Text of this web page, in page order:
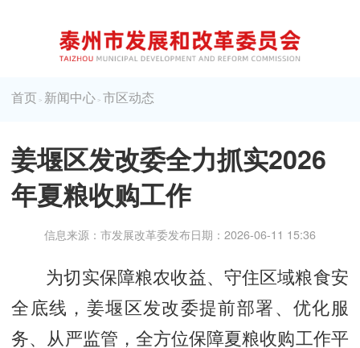
首页 > 新闻中心 > 市区动态
姜堰区发改委全力抓实2026
年夏粮收购工作
信息来源：市发展改革委发布日期：2026-06-11 15:36
为切实保障粮农收益、守住区域粮食安
全底线，姜堰区发改委提前部署、优化服
务、从严监管，全方位保障夏粮收购工作平